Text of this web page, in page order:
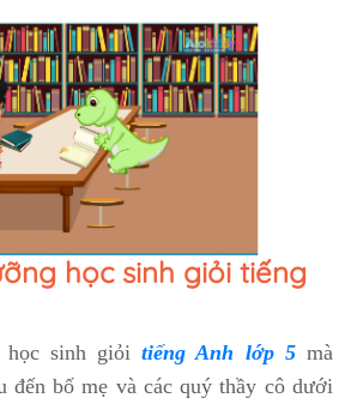
học sinh giỏi tiếng
học sinh giỏitiếng Anh lớp 5 mà
bố mẹ và các quý thầy cô dưới